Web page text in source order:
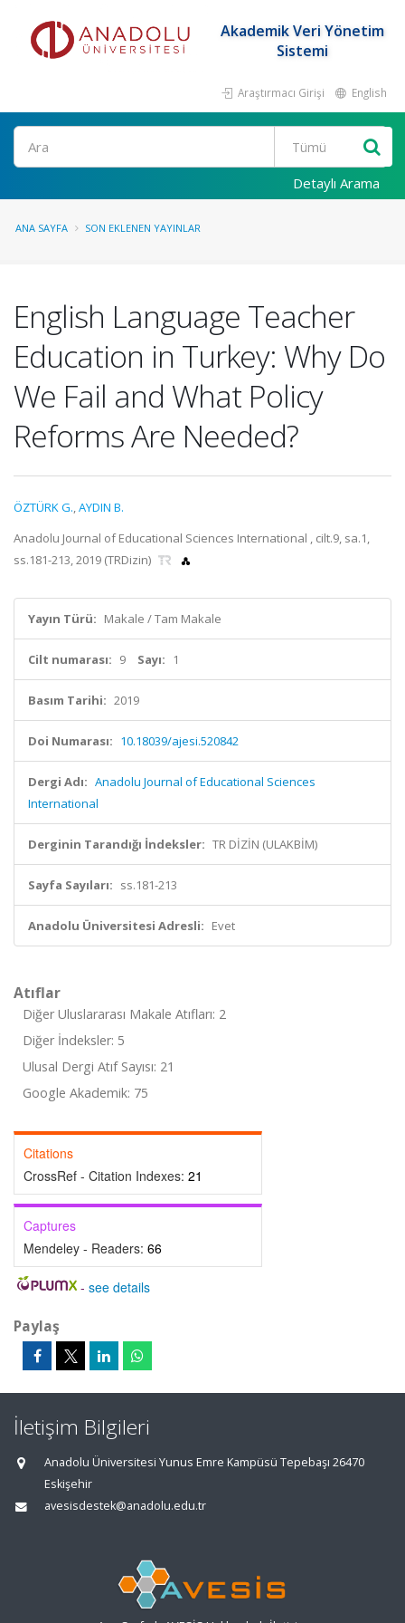
Akademik Veri Yönetim
Sistemi
Araştırmacı Girişi English
Ara
Detaylı Arama
ANA SAYFA SON EKLENEN YAYINLAR
English Language Teacher
Education in Turkey: Why Do
We Fail and What Policy
Reforms Are Needed?
ÖZTÜRK G.,AYDIN B.
Anadolu Journal of Educational Sciences International , cilt.9, sa.1,
ss.181-213, 2019 (TRDizin)
Yayın Türü: Makale / Tam Makale
Cilt numarası: 9 Sayı: 1
Basım Tarihi: 2019
Doi Numarası: 10.18039/ajesi.520842
Dergi Adı: Anadolu Journal of Educational Sciences
International
Derginin Tarandığı İndeksler: TR DİZİN (ULAKBİM)
Sayfa Sayıları: ss.181-213
Anadolu Üniversitesi Adresli: Evet
Atıflar
Diğer Uluslararası Makale Atıfları: 2
Diğer İndeksler: 5
Ulusal Dergi Atıf Sayısı: 21
Google Akademik: 75
Citations
CrossRef - Citation Indexes: 21
Captures
Mendeley - Readers: 66
- see details
Paylaş
İletişim Bilgileri
Anadolu Üniversitesi Yunus Emre Kampüsü Tepebaşı 26470
Eskişehir
avesisdestek@anadolu.edu.tr